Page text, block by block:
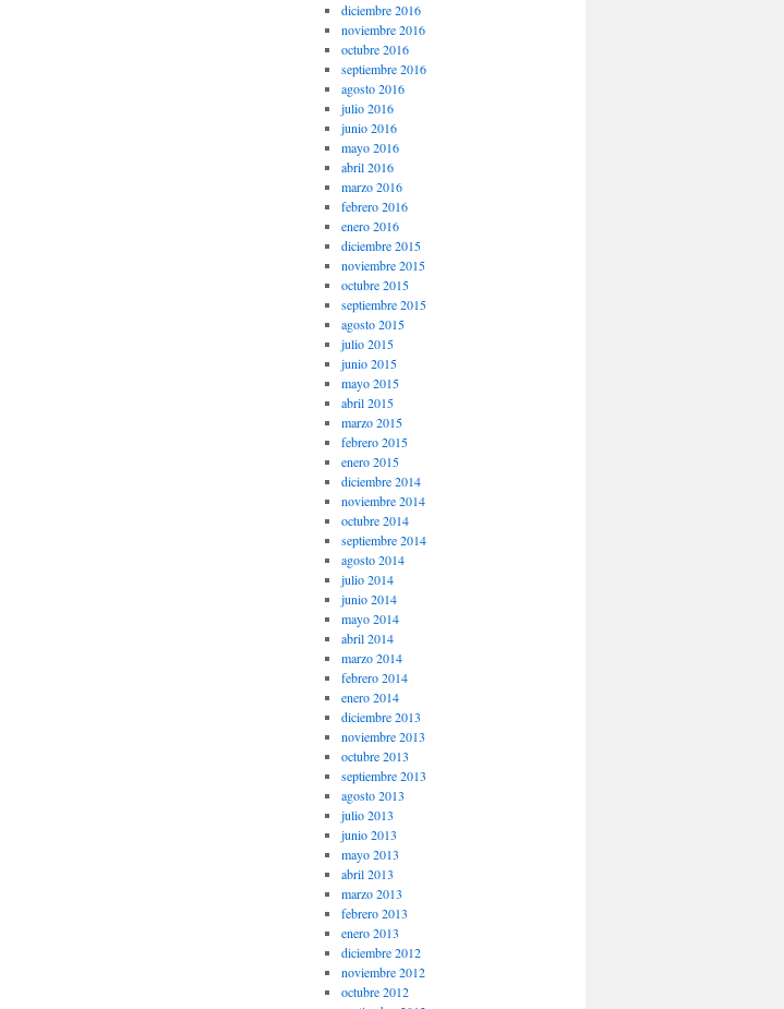
diciembre 2016
noviembre 2016
octubre 2016
septiembre 2016
agosto 2016
julio 2016
junio 2016
mayo 2016
abril 2016
marzo 2016
febrero 2016
enero 2016
diciembre 2015
noviembre 2015
octubre 2015
septiembre 2015
agosto 2015
julio 2015
junio 2015
mayo 2015
abril 2015
marzo 2015
febrero 2015
enero 2015
diciembre 2014
noviembre 2014
octubre 2014
septiembre 2014
agosto 2014
julio 2014
junio 2014
mayo 2014
abril 2014
marzo 2014
febrero 2014
enero 2014
diciembre 2013
noviembre 2013
octubre 2013
septiembre 2013
agosto 2013
julio 2013
junio 2013
mayo 2013
abril 2013
marzo 2013
febrero 2013
enero 2013
diciembre 2012
noviembre 2012
octubre 2012